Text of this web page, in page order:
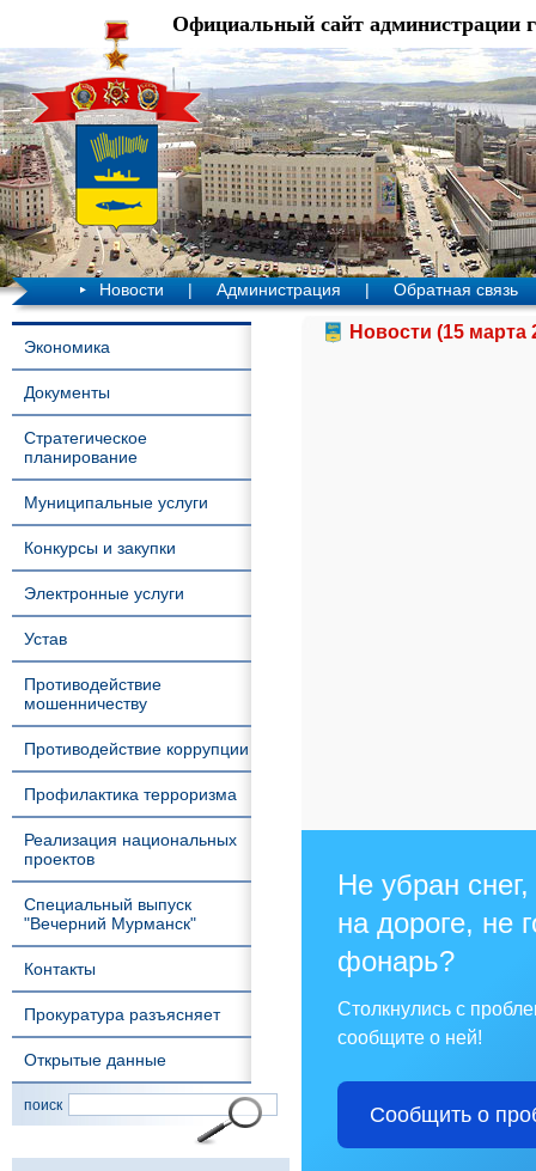
Официальный сайт администрации
Новости | Администрация | Обратная связь
Экономика
Документы
Стратегическое
планирование
Муниципальные услуги
Конкурсы и закупки
Электронные услуги
Устав
Противодействие
мошенничеству
Противодействие коррупции
Профилактика терроризма
Реализация национальных
проектов
Специальный выпуск
"Вечерний Мурманск"
Контакты
Прокуратура разъясняет
Открытые данные
поиск
Новости (15 марта
Не убран
на дороге, не
фонарь?
Столкнулись с
сообщите о ней!
Сообщить о